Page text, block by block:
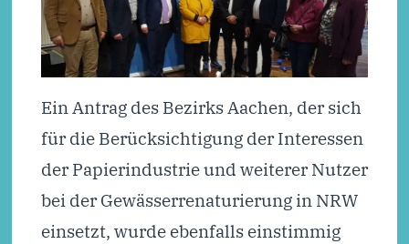
Ein Antrag des Bezirks Aachen, der sich
für die Berücksichtigung der Interessen
der Papierindustrie und weiterer Nutzer
bei der Gewässerrenaturierung in NRW
einsetzt, wurde ebenfalls einstimmig